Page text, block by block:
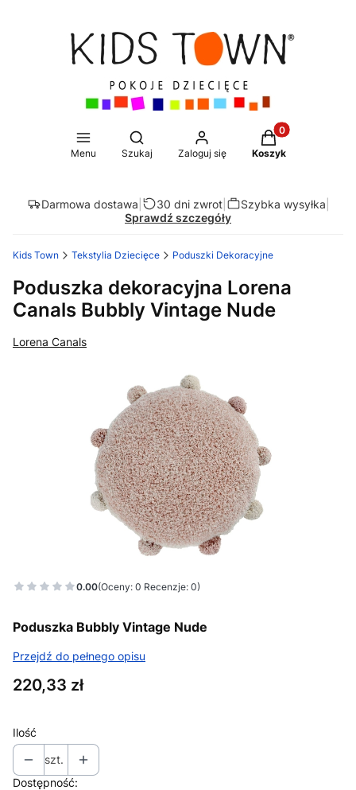
Menu
Otwórz wyszukiwarkę
Szukaj Zaloguj się
Produkty w
Koszyk
Darmowa dostawa 30 dni zwrot| Szybka wysyłka
Sprawdź szczegóły
Kids Town Tekstylia Dziecięce Poduszki Dekoracyjne
Poduszka dekoracyjna Lorena
Canals Bubbly Vintage Nude
Lorena Canals
0.00(Oceny: 0 Recenzje: 0)
Poduszka Bubbly Vintage Nude
Przejdź do pełnego opisu
Cena
220,33 zł
Ilość
szt.
Dostępność: